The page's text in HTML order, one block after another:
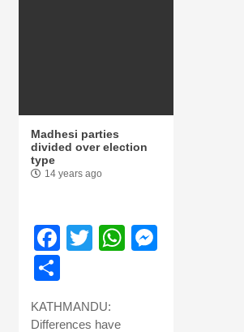
Madhesi parties
divided over election
type
14 years ago
Facebook
TwitterWhatsApp
KATHMANDU:
Differences have